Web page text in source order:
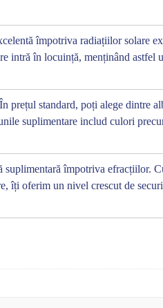
împotriva radiațiilor solare
intră în locuință, menținând astfel
prețul standard, poți alege dintre
suplimentare includ culori
suplimentară împotriva efracțiilor.
îți oferim un nivel crescut de